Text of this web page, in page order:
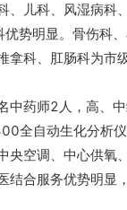
儿科、风湿病科
势明显。骨伤科
拿科、肛肠科为市
药师2人，高、
全自动生化分析
空调、中心供氧、
结合服务优势明显